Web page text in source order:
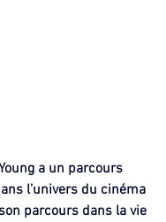
a un parcours
l’univers du cinéma
parcours dans la vie